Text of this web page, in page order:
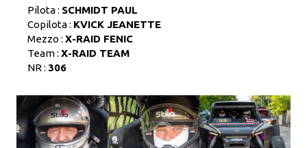
Pilota : SCHMIDT PAUL
Copilota : KVICK JEANETTE
Mezzo : X-RAID FENIC
Team : X-RAID TEAM
NR : 306